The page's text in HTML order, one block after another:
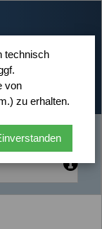
technisch
von
zu erhalten.
|Gemeinsames